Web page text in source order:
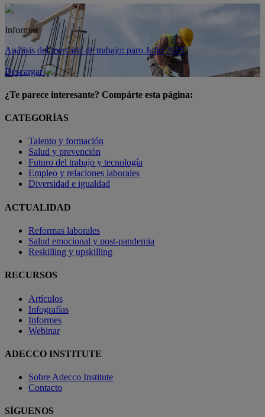
Informes
Análisis del mercado de trabajo: paro Julio 2026
Descargar
¿Te parece interesante? Compárte esta página:
CATEGORÍAS
Talento y formación
Salud y prevención
Futuro del trabajo y tecnología
Empleo y relaciones laborales
Diversidad e igualdad
ACTUALIDAD
Reformas laborales
Salud emocional y post-pandemia
Reskilling y upskilling
RECURSOS
Artículos
Infografías
Informes
Webinar
ADECCO INSTITUTE
Sobre Adecco Institute
Contacto
SÍGUENOS